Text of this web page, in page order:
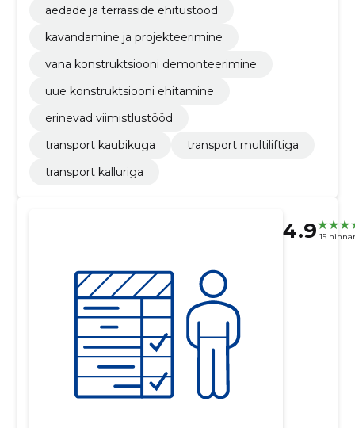
aedade ja terrasside ehitustööd
kavandamine ja projekteerimine
vana konstruktsiooni demonteerimine
uue konstruktsiooni ehitamine
erinevad viimistlustööd
transport kaubikuga
transport multiliftiga
transport kalluriga
4.9 15